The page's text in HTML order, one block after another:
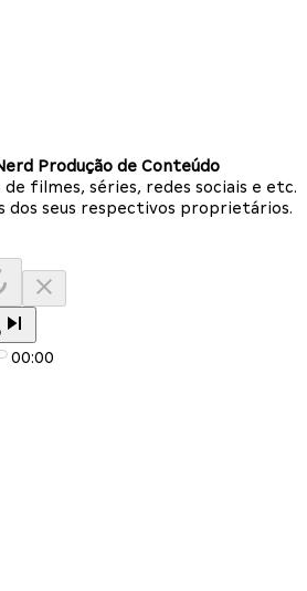
Produção de Conteúdo
de filmes, séries, redes sociais e etc.
dos seus respectivos proprietários.
00:00